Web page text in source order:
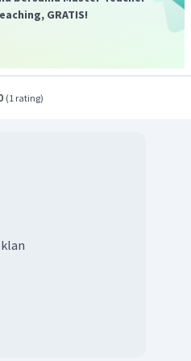
adalah suatu penyajian
bentuk simbol yang
pernyataan yang benar.
ke atas peta berupa
identitas dan
GRATIS!
(1 rating)